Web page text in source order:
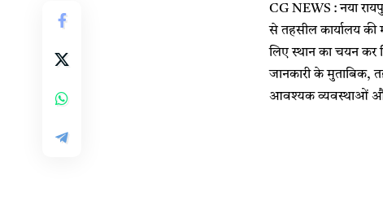
CG NEWS : नया
से तहसील कार्यालय की
लिए स्थान का चयन कर
जानकारी के मुताबिक,
आवश्यक व्यवस्थाओं और